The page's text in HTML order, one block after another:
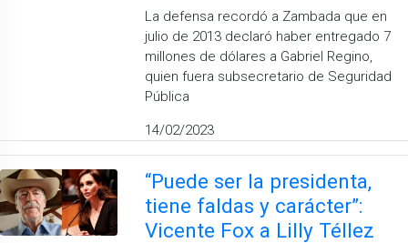
La defensa recordó a Zambada que en
julio de 2013 declaró haber entregado 7
millones de dólares a Gabriel Regino,
quien fuera subsecretario de Seguridad
Pública
14/02/2023
“Puede ser la presidenta,
tiene faldas y carácter”:
Vicente Fox a Lilly Téllez